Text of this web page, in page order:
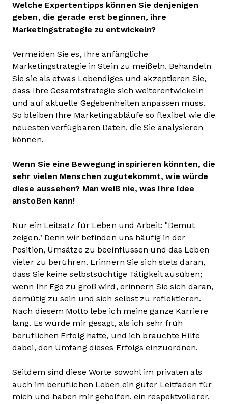
Welche Expertentipps können Sie denjenigen
geben, die gerade erst beginnen, ihre
Marketingstrategie zu entwickeln?
Vermeiden Sie es, Ihre anfängliche
Marketingstrategie in Stein zu meißeln. Behandeln
Sie sie als etwas Lebendiges und akzeptieren Sie,
dass Ihre Gesamtstrategie sich weiterentwickeln
und auf aktuelle Gegebenheiten anpassen muss.
So bleiben Ihre Marketingabläufe so flexibel wie die
neuesten verfügbaren Daten, die Sie analysieren
können.
Wenn Sie eine Bewegung inspirieren könnten, die
sehr vielen Menschen zugutekommt, wie würde
diese aussehen? Man weiß nie, was Ihre Idee
anstoßen kann!
Nur ein Leitsatz für Leben und Arbeit: "Demut
zeigen." Denn wir befinden uns häufig in der
Position, Umsätze zu beeinflussen und das Leben
vieler zu berühren. Erinnern Sie sich stets daran,
dass Sie keine selbstsüchtige Tätigkeit ausüben;
wenn Ihr Ego zu groß wird, erinnern Sie sich daran,
demütig zu sein und sich selbst zu reflektieren.
Nach diesem Motto lebe ich meine ganze Karriere
lang. Es wurde mir gesagt, als ich sehr früh
beruflichen Erfolg hatte, und ich brauchte Hilfe
dabei, den Umfang dieses Erfolgs einzuordnen.
Seitdem sind diese Worte sowohl im privaten als
auch im beruflichen Leben ein guter Leitfaden für
mich und haben mir geholfen, ein respektvollerer,